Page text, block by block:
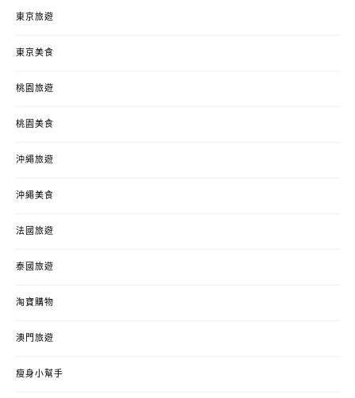
東京旅遊
東京美食
桃園旅遊
桃園美食
沖繩旅遊
沖繩美食
法國旅遊
泰國旅遊
淘寶購物
澳門旅遊
瘦身小幫手